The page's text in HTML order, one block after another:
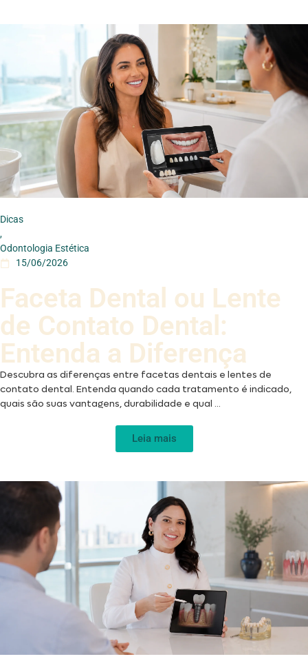
Dicas
,
Odontologia Estética
15/06/2026
Faceta Dental ou Lente
de Contato Dental:
Entenda a Diferença
Descubra as diferenças entre facetas dentais e lentes de
contato dental. Entenda quando cada tratamento é indicado,
quais são suas vantagens, durabilidade e qual ...
Leia mais